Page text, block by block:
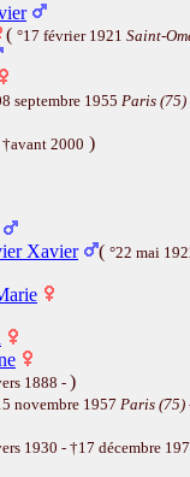
( °17 février 1921 Saint-
septembre 1955 Paris (75)
†avant 2000 )
Xavier
( °22 mai
1888 - )
novembre 1957 Paris (75)
1930 - †17 décembre